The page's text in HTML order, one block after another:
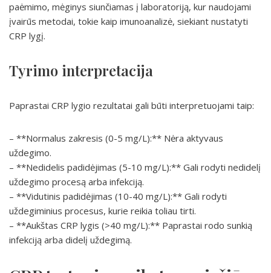
paėmimo, mėginys siunčiamas į laboratoriją, kur naudojami
įvairūs metodai, tokie kaip imunoanalizė, siekiant nustatyti
CRP lygį.
Tyrimo interpretacija
Paprastai CRP lygio rezultatai gali būti interpretuojami taip:
– **Normalus zakresis (0-5 mg/L):** Nėra aktyvaus
uždegimo.
– **Nedidelis padidėjimas (5-10 mg/L):** Gali rodyti nedidelį
uždegimo procesą arba infekciją.
– **Vidutinis padidėjimas (10-40 mg/L):** Gali rodyti
uždegiminius procesus, kurie reikia toliau tirti.
– **Aukštas CRP lygis (>40 mg/L):** Paprastai rodo sunkią
infekciją arba didelį uždegimą.